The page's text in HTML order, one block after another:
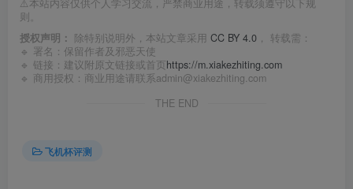
⚠️本站内容仅供个人学习交流，严禁商业用途，转载须遵守以下规
则。
授权声明： 除特别说明外，本站文章采用 CC BY 4.0 ， 转载需：
🔹 署名：保留作者及 邪恶天使
🔹 链接：建议附原文链接或首页https://m.xiakezhiting.com
🔹 商用授权：商业用途请联系admin@xiakezhiting.com
THE END
飞机杯评测